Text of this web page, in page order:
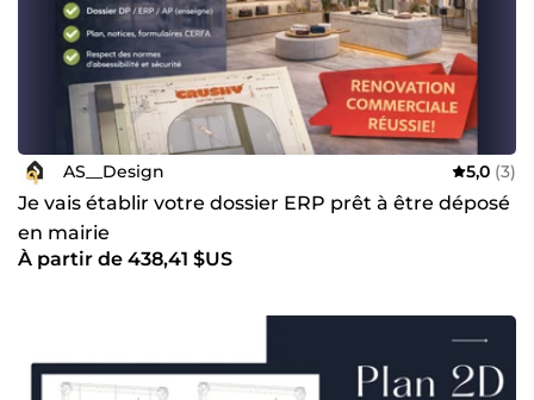
AS__Design 5,0 (3)
Je vais établir votre dossier ERP prêt à être déposé
en mairie
À partir de 438,41 $US